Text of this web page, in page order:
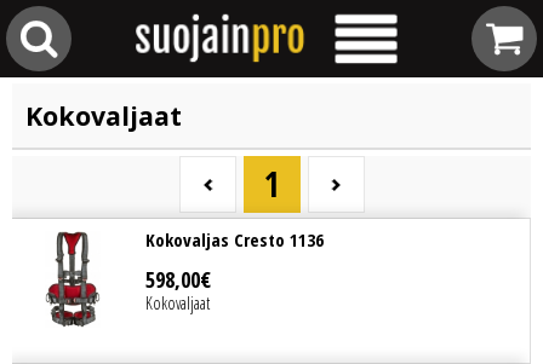
Kokovaljaat
1
Kokovaljas Cresto 1136
598,00€
Kokovaljaat